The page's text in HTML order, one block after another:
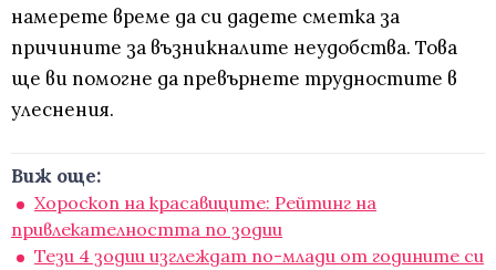
намерете време да си дадете сметка за
причините за възникналите неудобства. Това
ще ви помогне да превърнете трудностите в
улеснения.
Виж още:
Хороскоп на красавиците: Рейтинг на
привлекателността по зодии
Тези 4 зодии изглеждат по-млади от годините си